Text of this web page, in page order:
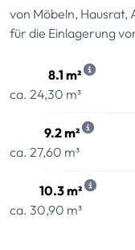
von Möbeln,
für die Einlagerung
8.1 m²
ca. 24,30 m³
9.2 m²
ca. 27,60 m³
10.3 m²
ca. 30,90 m³